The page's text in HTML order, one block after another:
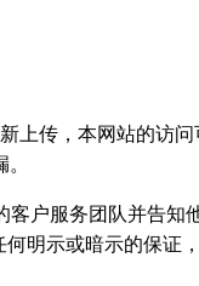
上传，本网站的访问
客户服务团队并告知
明示或暗示的保证